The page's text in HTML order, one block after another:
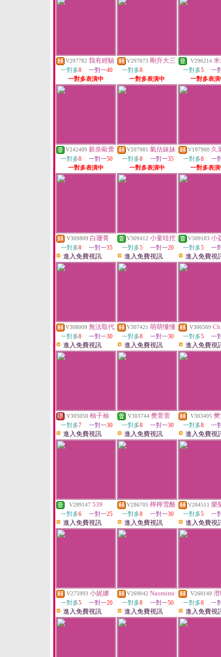
V297782 我有經驗
一對多8 一對一40
一對多表演中
V297073 剛升大三
一對多8
一對多表演中
V296214
一對多5
一
一對多表
V242409 穀奈歐蕾
一對多8 一對一50
一對多表演中
V207981 氣估妹妹
一對多8 一對一35
一對多表演中
V197900 久
一對多8
一
一對多表
V309809 白珊菁
一對多8 一對一35
進入免費視訊
V309412 小童哇挖
一對多5 一對一20
進入免費視訊
V309183 小
一對多5 一
進入免費視
V308009 無法取代
一對多8 一對一30
進入免費視訊
V307421 萌萌懂懂
一對多8 一對一30
進入免費視訊
V306569
一對多5 一
進入免費視
V305050 柚子袖
一對多7 一對一30
進入免費視訊
V303744 樊萱萱
一對多8 一對一30
進入免費視訊
V303495
一對多8 一
進入免費視
V289147 539
一對多6 一對一25
進入免費視訊
V286705 檸檸雪酪
一對多8 一對一30
進入免費視訊
V284511 樂
一對多5 一
進入免費視
V275993 小妮娜
一對多5 一對一20
進入免費視訊
V269042 Naomimi
一對多8 一對一50
進入免費視訊
V260149
一對多8 一
進入免費視